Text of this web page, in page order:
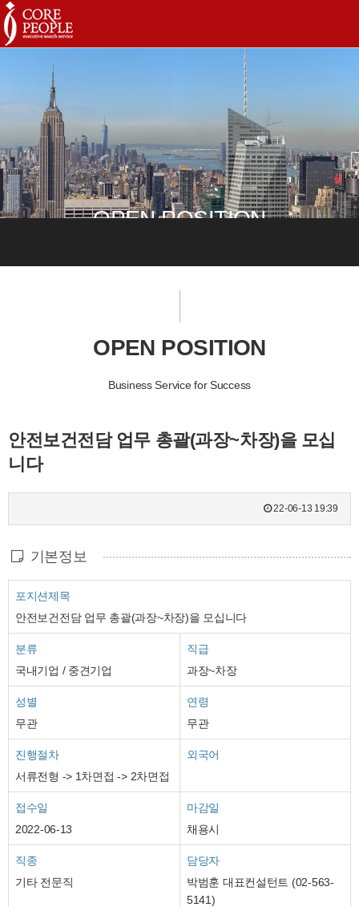
OPEN POSITION
OPEN POSITION
Business Service for Success
안전보건전담 업무 총괄(과장~차장)을 모십
니다
22-06-13 19:39
기본정보
포지션제목
안전보건전담 업무 총괄(과장~차장)을 모십니다
분류
국내기업 / 중견기업
직급
과장~차장
성별
무관
연령
무관
진행절차
서류전형 -> 1차면접 -> 2차면접
외국어
접수일
2022-06-13
마감일
채용시
직종
기타 전문직
담당자
박범훈 대표컨설턴트 (02-563-
5141)